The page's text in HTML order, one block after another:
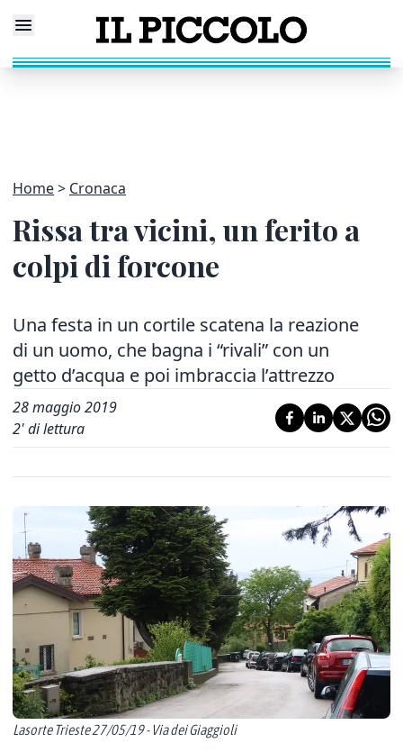
Home Cronaca
Rissa tra vicini, un ferito a
colpi di forcone
Una festa in un cortile scatena la reazione
di un uomo, che bagna i “rivali” con un
getto d’acqua e poi imbraccia l’attrezzo
28 maggio 2019
2' di lettura
Lasorte Trieste 27/05/19 - Via dei Giaggioli